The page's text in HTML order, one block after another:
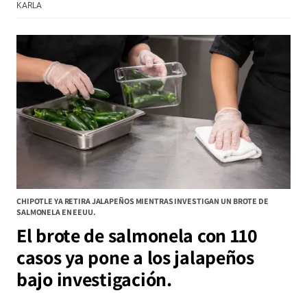
KARLA
CHIPOTLE YA RETIRA JALAPEÑOS MIENTRAS INVESTIGAN UN BROTE DE
SALMONELA EN EEUU.
El brote de salmonela con 110
casos ya pone a los jalapeños
bajo investigación.